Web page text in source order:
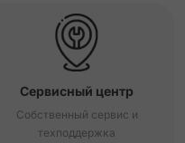
Сервисный центр
Собственный сервис и
техподдержка